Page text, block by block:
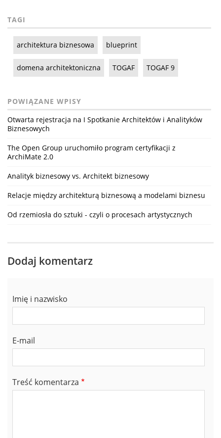
TAGI
architektura biznesowa blueprint
domena architektoniczna TOGAF TOGAF 9
POWIĄZANE WPISY
Otwarta rejestracja na I Spotkanie Architektów i Analityków
Biznesowych
The Open Group uruchomiło program certyfikacji z
ArchiMate 2.0
Analityk biznesowy vs. Architekt biznesowy
Relacje między architekturą biznesową a modelami biznesu
Od rzemiosła do sztuki - czyli o procesach artystycznych
Dodaj komentarz
Imię i nazwisko
E-mail
Treść komentarza